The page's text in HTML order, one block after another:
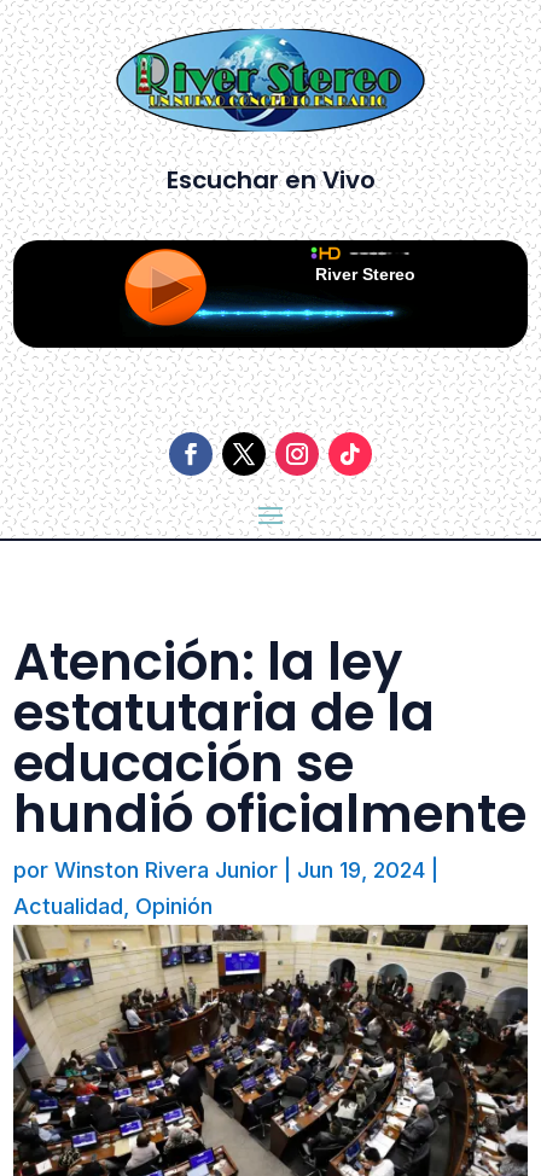
Escuchar en Vivo
Atención: la ley
estatutaria de la
educación se
hundió oficialmente
porWinston Rivera Junior Jun 19, 2024
Actualidad Opinión